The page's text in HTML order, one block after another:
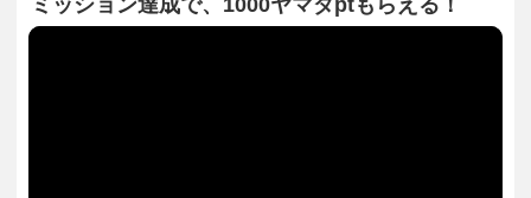
ミッション達成で、1000ヤマダptもらえる！